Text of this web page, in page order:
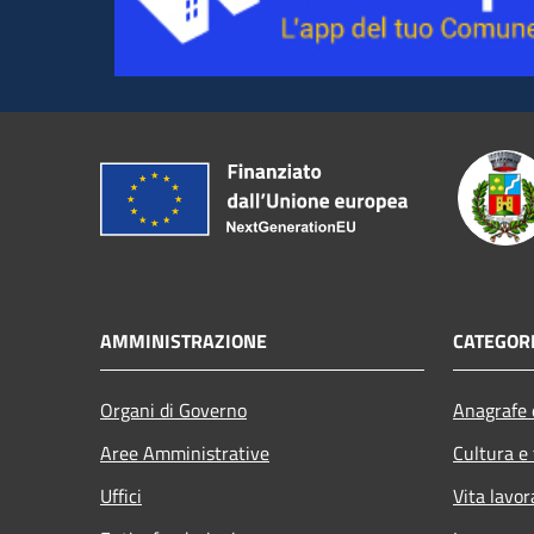
AMMINISTRAZIONE
Organi di Governo
Aree Amministrative
Uffici
Cultura
Vita